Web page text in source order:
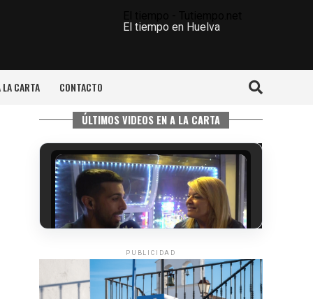
El tiempo en Huelva
LA CARTA CONTACTO
ÚLTIMOS VIDEOS EN A LA CARTA
5º DÍA DE LAS FIESTAS COLOMBINAS
2026
PUBLICIDAD